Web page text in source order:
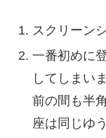
スクリーン
一番初めに
してしまい
前の間も半
座は同じゆ